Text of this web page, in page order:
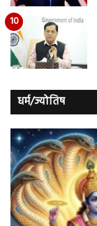
धर्म/ज्योतिष